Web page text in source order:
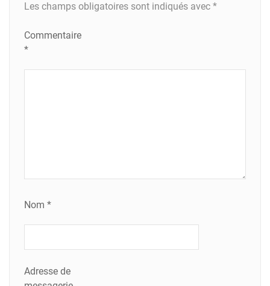
Les champs obligatoires sont indiqués avec *
Commentaire
*
Nom *
Adresse de